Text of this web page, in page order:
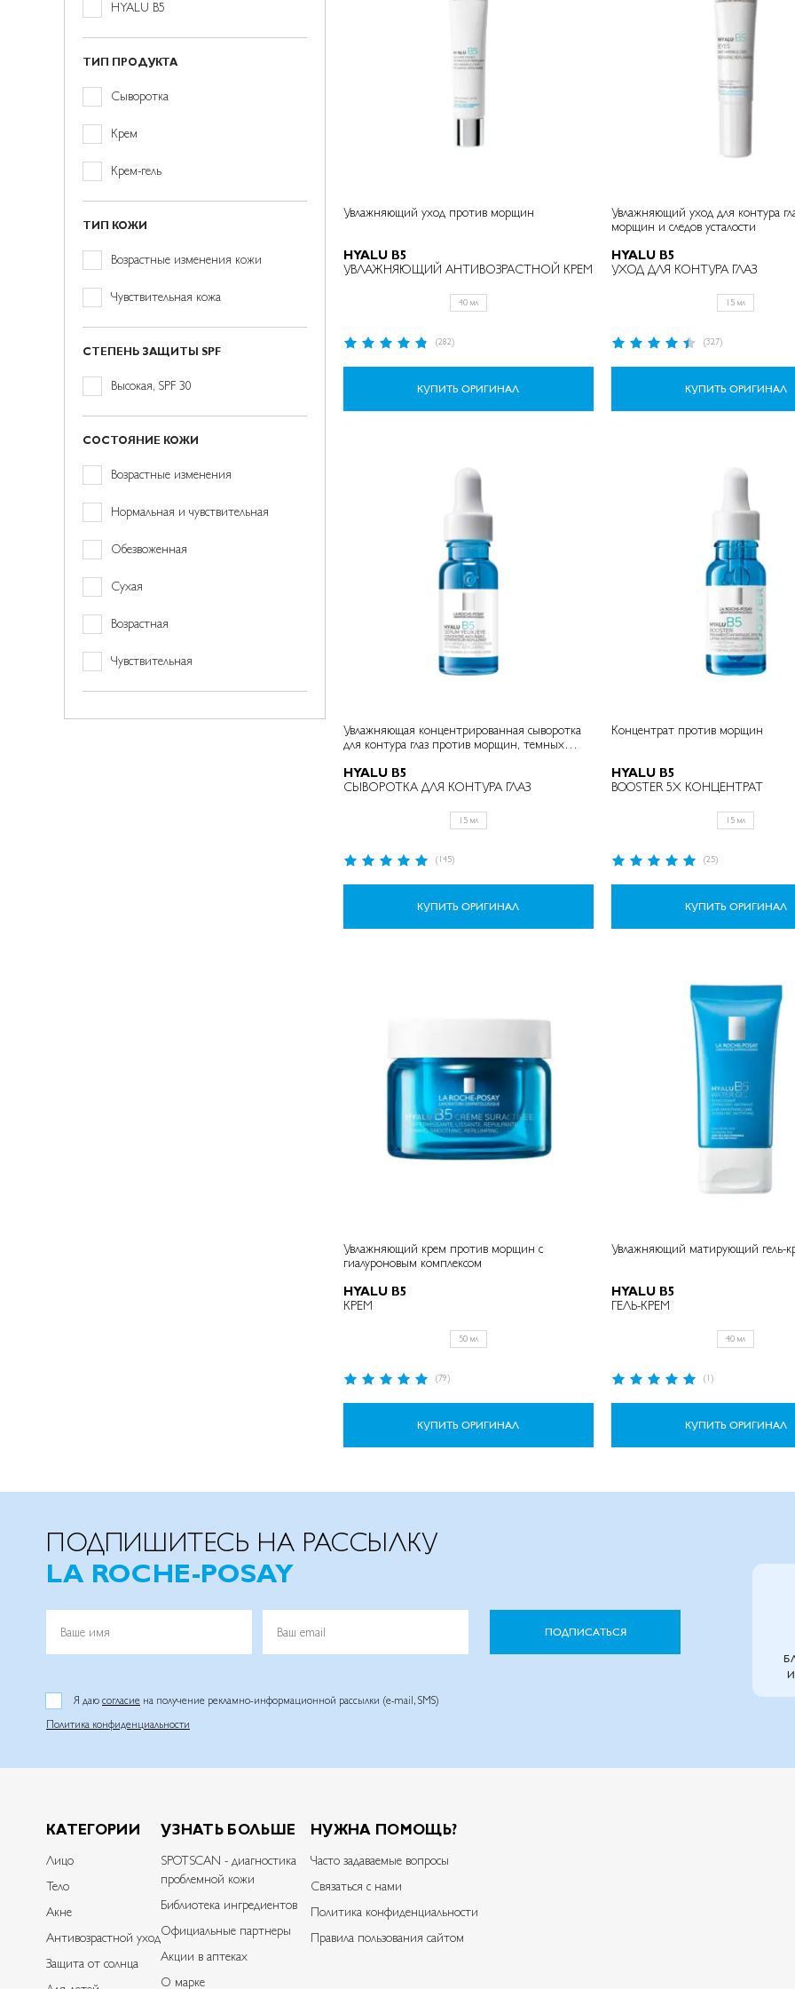
Увлажняющий уход против морщин
HYALU B5
УВЛАЖНЯЮЩИЙ АНТИВОЗРАСТНОЙ КРЕМ
40 мл
Рейтинг:
(282)
КУПИТЬ ОРИГИНАЛ
Увлажняющий уход для контура
морщин и следов усталости
HYALU B5
УХОД ДЛЯ КОНТУРА ГЛАЗ
15 мл
Рейтинг:
(327)
КУПИТЬ ОРИГИНАЛ
Увлажняющая концентрированная сыворотка
для контура глаз против морщин, темных
HYALU B5
СЫВОРОТКА ДЛЯ КОНТУРА ГЛАЗ
15 мл
Рейтинг:
(145)
КУПИТЬ ОРИГИНАЛ
Концентрат против морщин
HYALU B5
BOOSTER 5X КОНЦЕНТРАТ
15 мл
Рейтинг:
(25)
КУПИТЬ ОРИГИНАЛ
Увлажняющий крем против морщин с
гиалуроновым комплексом
HYALU B5
КРЕМ
50 мл
Рейтинг:
(79)
КУПИТЬ ОРИГИНАЛ
Увлажняющий матирующий гель-
HYALU B5
ГЕЛЬ-КРЕМ
40 мл
Рейтинг:
(1)
КУПИТЬ ОРИГИНАЛ
HYALU B5
ТИП ПРОДУКТА
Сыворотка
Крем
Крем-гельтовар(а/
ТИП КОЖИ
Возрастные изменения кожи
Чувствительная кожа
СТЕПЕНЬ ЗАЩИТЫ SPF
Высокая, SPF 30
СОСТОЯНИЕ КОЖИ
Возрастные изменения
Нормальная и чувствительная
Обезвоженная
Сухая
Возрастная
Чувствительная
ПОДПИШИТЕСЬ НА РАССЫЛКУ
LA ROCHE-POSAY
Ваше имя Ваш email ПОДПИСАТЬСЯ
Я даю согласие на получение рекламно-информационной рассылки (e-mail, SMS)
Политика конфиденциальности
КАТЕГОРИИ
Лицо
Тело
Акне
Антивозрастной уход
Защита от солнца
УЗНАТЬ БОЛЬШЕ
SPOTSCAN - диагностика
проблемной кожи
Библиотека ингредиентов
Официальные партнеры
Акции в аптеках
О марке
НУЖНА ПОМОЩЬ?
Часто задаваемые вопросы
Связаться с нами
Политика конфиденциальности
Правила пользования сайтом​